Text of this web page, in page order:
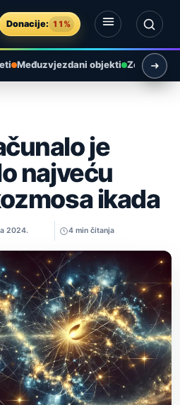
Donacije: 11%
Međuzvjezdani objekti Zemlja i
je
najveću
ikada
2024. 4 min čitanja